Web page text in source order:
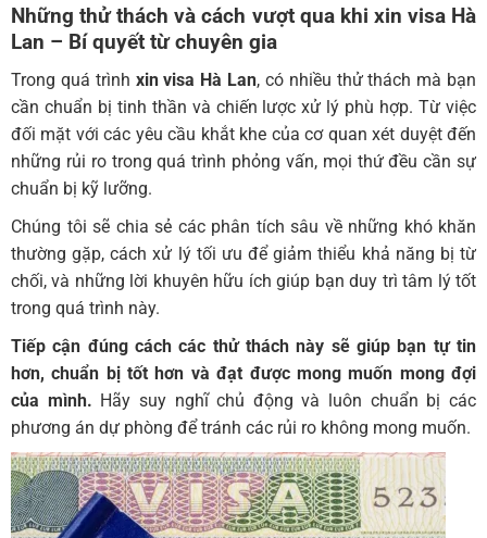
Những thử thách và cách vượt qua khi xin visa Hà
Lan – Bí quyết từ chuyên gia
Trong quá trình xin visa Hà Lan, có nhiều thử thách mà bạn
cần chuẩn bị tinh thần và chiến lược xử lý phù hợp. Từ việc
đối mặt với các yêu cầu khắt khe của cơ quan xét duyệt đến
những rủi ro trong quá trình phỏng vấn, mọi thứ đều cần sự
chuẩn bị kỹ lưỡng.
Chúng tôi sẽ chia sẻ các phân tích sâu về những khó khăn
thường gặp, cách xử lý tối ưu để giảm thiểu khả năng bị từ
chối, và những lời khuyên hữu ích giúp bạn duy trì tâm lý tốt
trong quá trình này.
Tiếp cận đúng cách các thử thách này sẽ giúp bạn tự tin
hơn, chuẩn bị tốt hơn và đạt được mong muốn mong đợi
của mình. Hãy suy nghĩ chủ động và luôn chuẩn bị các
phương án dự phòng để tránh các rủi ro không mong muốn.